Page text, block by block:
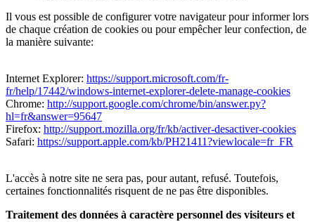
Il vous est possible de configurer votre navigateur pour informer lors
de chaque création de cookies ou pour empêcher leur confection, de
la manière suivante:
Internet Explorer: https://support.microsoft.com/fr-
fr/help/17442/windows-internet-explorer-delete-manage-cookies
Chrome: http://support.google.com/chrome/bin/answer.py?
hl=fr&answer=95647
Firefox: http://support.mozilla.org/fr/kb/activer-desactiver-cookies
Safari: https://support.apple.com/kb/PH21411?viewlocale=fr_FR
L'accès à notre site ne sera pas, pour autant, refusé. Toutefois,
certaines fonctionnalités risquent de ne pas être disponibles.
Traitement des données à caractère personnel des visiteurs et